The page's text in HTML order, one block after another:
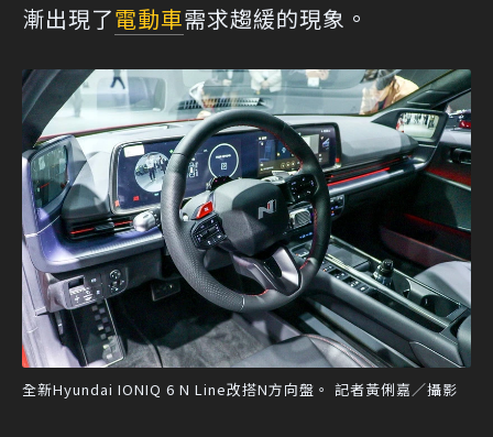
漸出現了電動車需求趨緩的現象。
全新Hyundai IONIQ 6 N Line改搭N方向盤。 記者黃俐嘉／攝影